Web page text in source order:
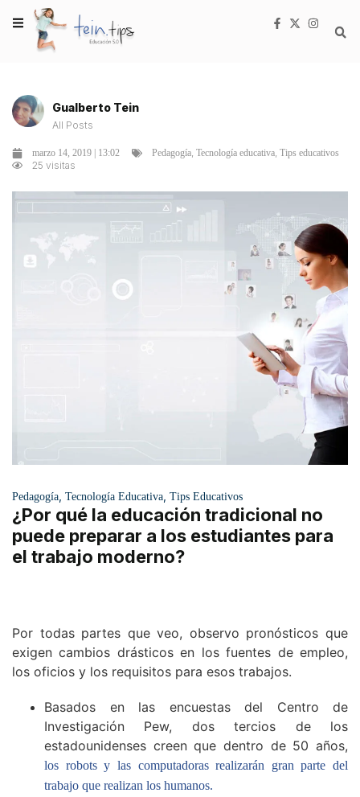
Gualberto Tein
All Posts
marzo 14, 2019 | 13:02 Pedagogía, Tecnología educativa, Tips educativos
25 visitas
Pedagogía Tecnología Educativa Tips Educativos
¿Por qué la educación tradicional no
puede preparar a los estudiantes para
el trabajo moderno?
Por todas partes que veo, observo pronósticos que
exigen cambios drásticos en los fuentes de empleo,
los oficios y los requisitos para esos trabajos.
Basados ​​en las encuestas del Centro de
Investigación Pew, dos tercios de los
estadounidenses creen que dentro de 50 años,
los robots y las computadoras realizarán gran parte del
trabajo que realizan los humanos.